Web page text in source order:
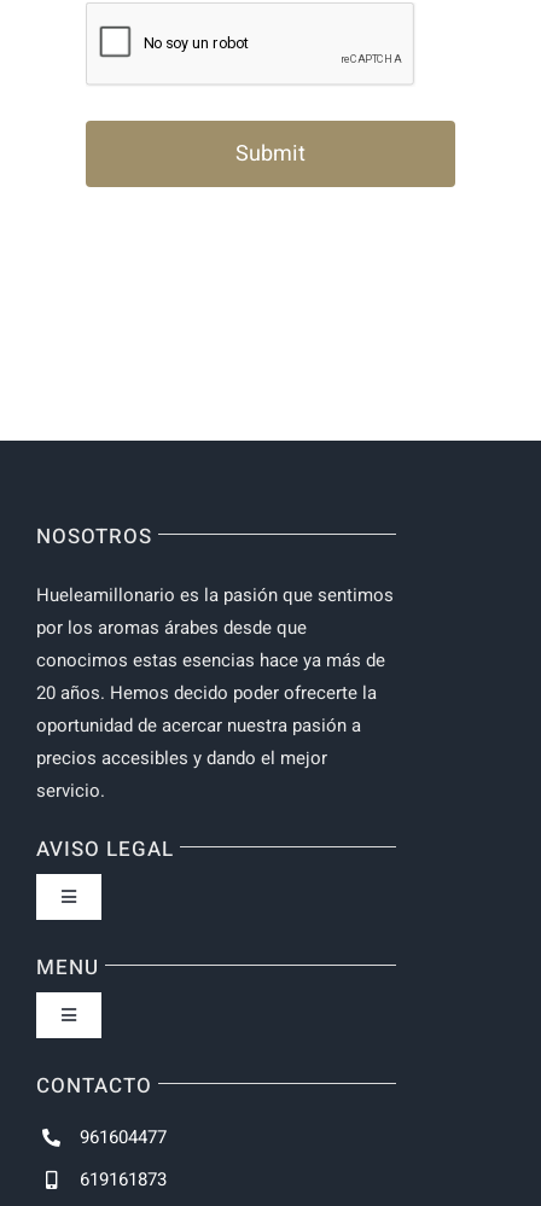
NOSOTROS
Hueleamillonario es la pasión que sentimos
por los aromas árabes desde que
conocimos estas esencias hace ya más de
20 años. Hemos decido poder ofrecerte la
oportunidad de acercar nuestra pasión a
precios accesibles y dando el mejor
servicio.
AVISO LEGAL
Toggle
Política de privacidad
MENU
Toggle
Inicio
CONTACTO
961604477
619161873